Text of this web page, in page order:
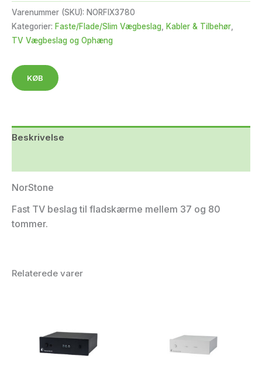
Varenummer (SKU): NORFIX3780
Kategorier: Faste/Flade/Slim Vægbeslag, Kabler & Tilbehør,
TV Vægbeslag og Ophæng
KØB
Beskrivelse
NorStone
Fast TV beslag til fladskærme mellem 37 og 80
tommer.
Relaterede varer